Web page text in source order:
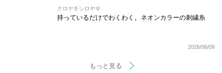
クロヤギシロヤギ
持っているだけでわくわく。ネオンカラーの刺繍糸
2026/06/09
もっと見る